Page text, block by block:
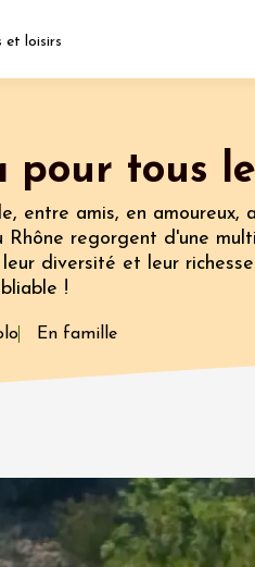
2026 Oenologie
d'Août
et loisirs
pour tous
entre amis, en amoureux,
Rhône regorgent d'une
diversité et leur
!
En famille